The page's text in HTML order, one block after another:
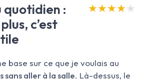
:
c’est
★★★★★
★★★★★
base sur ce que je voulais au
sans aller à la salle. Là-dessus, le